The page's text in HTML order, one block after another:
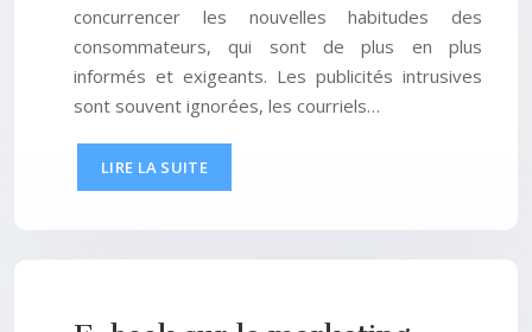
concurrencer les nouvelles habitudes des
consommateurs, qui sont de plus en plus
informés et exigeants. Les publicités intrusives
sont souvent ignorées, les courriels…
LIRE LA SUITE